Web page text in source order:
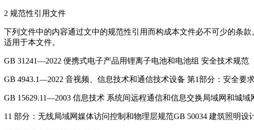
2 规范性引用文件
下列文件中的内容通过文中的规范性引用而构成本文件必不可少的条
适用于本文件。
GB 31241—2022 便携式电子产品用锂离子电池和电池组 安全技术规范
GB 4943.1—2022 音视频、信息技术和通信技术设备 第1部分：安全要
GB 15629.11—2003 信息技术 系统间远程通信和信息交换局域网和城域
11 部分：无线局域网媒体访问控制和物理层规范GB 50034 建筑照明设